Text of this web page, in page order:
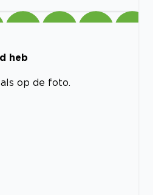
heb
op de foto.